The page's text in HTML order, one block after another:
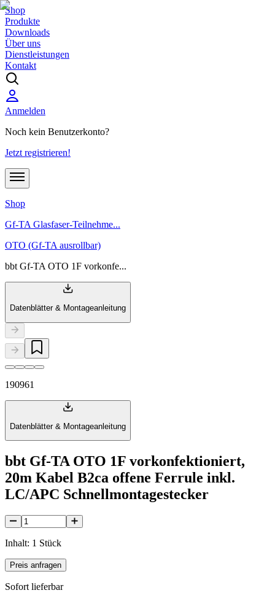
Shop
Produkte
Downloads
Über uns
Dienstleistungen
Kontakt
Anmelden
Noch kein Benutzerkonto?
Jetzt registrieren!
Shop
Gf-TA Glasfaser-Teilnehme...
OTO (Gf-TA ausrollbar)
bbt Gf-TA OTO 1F vorkonfe...
Datenblätter & Montageanleitung
190961
Datenblätter & Montageanleitung
bbt Gf-TA OTO 1F vorkonfektioniert,
20m Kabel B2ca offene Ferrule inkl.
LC/APC Schnellmontagestecker
Inhalt: 1 Stück
Preis anfragen
Sofort lieferbar